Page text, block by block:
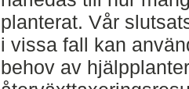
planterat. Vår
i vissa fall kan
behov av